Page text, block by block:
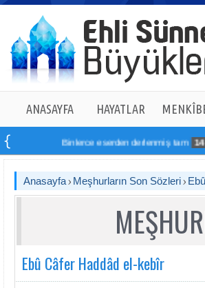
ANASAYFA HAYATLAR
Binlerce eserden derlenmiş tam 14
Anasayfa Meşhurların Son Sözleri
Ebû Câfer Haddâd el-kebîr